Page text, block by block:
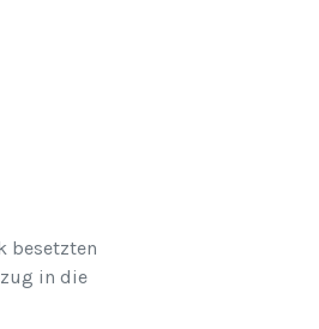
besetzten
in die